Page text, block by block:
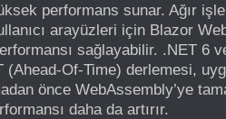
performans sunar. Ağır
arayüzleri için Blazor
sağlayabilir. .NET 6
(Ahead-Of-Time) derlemesi,
önce WebAssembly’ye
daha da artırır.